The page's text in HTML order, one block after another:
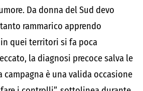
Da donna del Sud devo
rammarico apprendo
quei territori si fa poca
la diagnosi precoce salva le
campagna è una valida occasione